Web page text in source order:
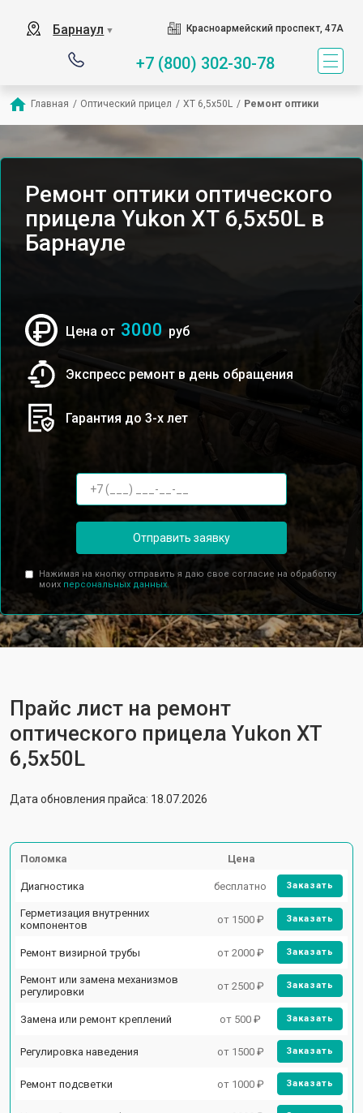
Барнаул ▼ Красноармейский проспект, 47А
+7 (800) 302-30-78
Главная / Оптический прицел / XT 6,5x50L / Ремонт оптики
Ремонт оптики оптического
прицела Yukon XT 6,5x50L в
Барнауле
Цена от 3000 руб
Экспресс ремонт в день обращения
Гарантия до 3-х лет
Отправить заявку
Нажимая на кнопку отправить я даю свое согласие на обработку
моих персональных данных.
Прайс лист на ремонт
оптического прицела Yukon XT
6,5x50L
Дата обновления прайса: 18.07.2026
Поломка Цена
Диагностика бесплатно Заказать
Герметизация внутренних
компонентов
от 1500 ₽ Заказать
Ремонт визирной трубы от 2000 ₽ Заказать
Ремонт или замена механизмов
регулировки
от 2500 ₽ Заказать
Замена или ремонт креплений от 500 ₽ Заказать
Регулировка наведения от 1500 ₽ Заказать
Ремонт подсветки от 1000 ₽ Заказать